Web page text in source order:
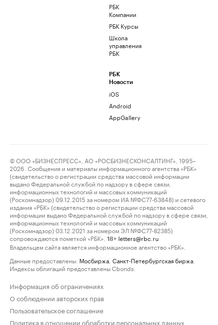
РБК
Компании
РБК Курсы
Школа
управления
РБК
РБК
Новости
iOS
Android
AppGallery
© ООО «БИЗНЕСПРЕСС», АО «РОСБИЗНЕСКОНСАЛТИНГ», 1995–
2026. Сообщения и материалы информационного агентства «РБК»
(свидетельство о регистрации средства массовой информации
выдано Федеральной службой по надзору в сфере связи,
информационных технологий и массовых коммуникаций
(Роскомнадзор) 09.12.2015 за номером ИА №ФС77-63848) и сетевого
издания «РБК» (свидетельство о регистрации средства массовой
информации выдано Федеральной службой по надзору в сфере связи,
информационных технологий и массовых коммуникаций
(Роскомнадзор) 03.12.2021 за номером ЭЛ №ФС77-82385)
сопровождаются пометкой «РБК».
18+ letters@rbc.ru
Владельцем сайта является информационное агентство «РБК».
Данные предоставлены: Мосбиржа Санкт-Петербургская биржа
Индексы облигаций предоставлены Cbonds.
Информация об ограничениях
О соблюдении авторских прав
Пользовательское соглашение
Политика в отношении обработки персональных данных